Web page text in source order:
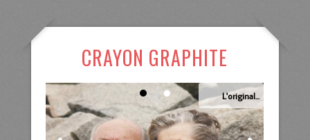
CRAYON GRAPHITE
...et le résultat